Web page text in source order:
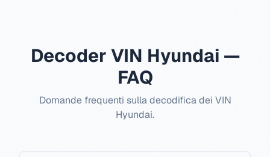
Decoder VIN Hyundai —
FAQ
Domande frequenti sulla decodifica dei VIN
Hyundai.